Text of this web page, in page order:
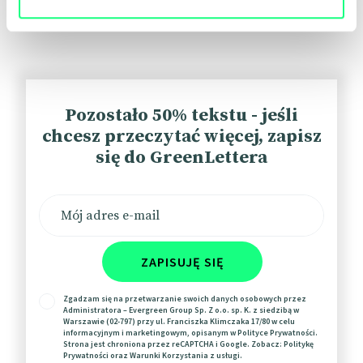
produktywność w Shopify
styczniu i lutym 2023 r. spadł o 33% rok do roku. To
zwiększenie produktywności pracowników poprzez
cięcie godzin spędzanych na średnio potrzebnych
czy nieproduktywnych spotkaniach.Tym
godzin spotkań. Shopify oczekuje, że dzięki
do końca roku
około 25% więcej projektów w
porównaniu z 2022 r.
HRDive
Pozostało 50% tekstu - jeśli
chcesz przeczytać więcej, zapisz
się do GreenLettera
ZAPISUJĘ SIĘ
Zgadzam się na przetwarzanie swoich danych osobowych przez
Administratora – Evergreen Group Sp. Z o.o. sp. K. z siedzibą w
Warszawie (02-797) przy ul. Franciszka Klimczaka 17/80 w celu
informacyjnym i marketingowym, opisanym wPolityce Prywatności.
Strona jest chroniona przez reCAPTCHA i Google. Zobacz: Politykę
Prywatności oraz Warunki Korzystania z usługi.